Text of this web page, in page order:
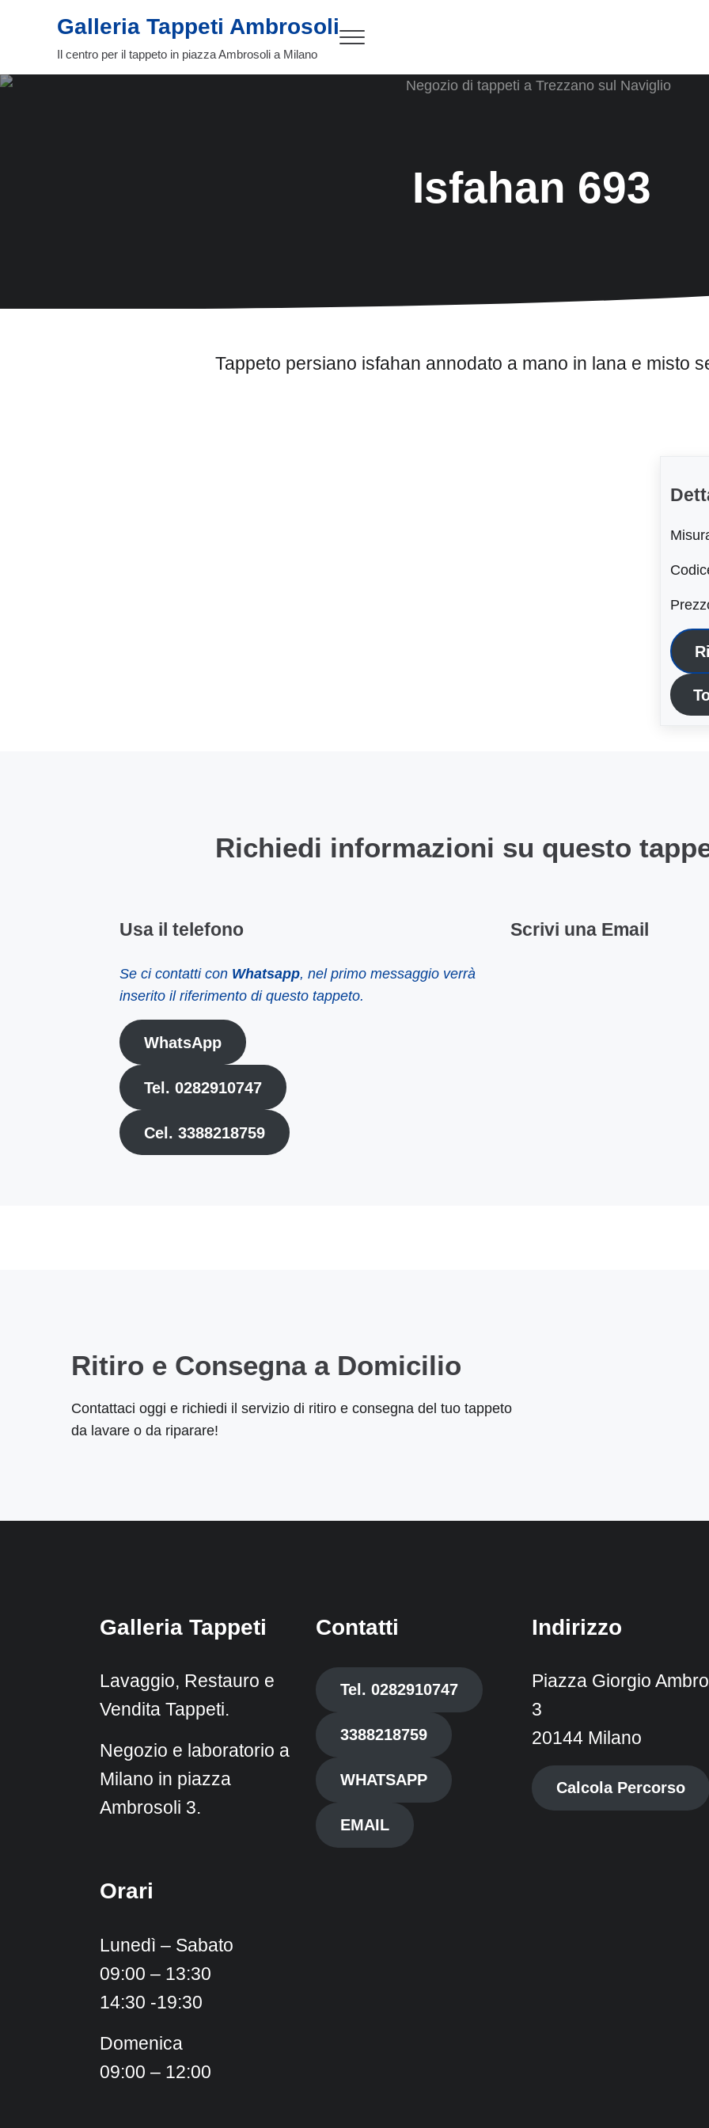
Galleria Tappeti Ambrosoli
Il centro per il tappeto in piazza Ambrosoli a Milano
Menu
Isfahan 693
Tappeto persiano isfahan annodato a mano in lana e misto
Richiedi informazioni su questo
Usa il telefono
Se ci contatti con Whatsapp, nel primo messaggio verrà
inserito il riferimento di questo tappeto.
WhatsApp
Tel. 0282910747
Cel. 3388218759
Scrivi una Email
Ritiro e Consegna a Domicilio
Contattaci oggi e richiedi il servizio di ritiro e consegna del tuo tappeto
da lavare o da riparare!
Galleria Tappeti
Lavaggio, Restauro e
Vendita Tappeti.
Negozio e laboratorio a
Milano in piazza
Ambrosoli 3.
Orari
Lunedì – Sabato
09:00 – 13:30
14:30 -19:30
Domenica
09:00 – 12:00
Contatti
Tel. 0282910747
3388218759
WHATSAPP
EMAIL
Indirizzo
Piazza Giorgio
3
20144 Milano
Calcola Percorso